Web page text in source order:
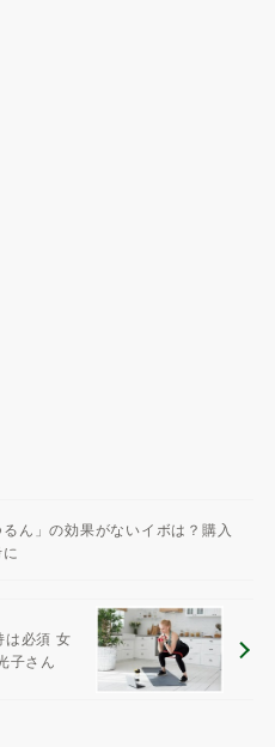
るん」の効果がないイボは？購入
は必須 女
子さん